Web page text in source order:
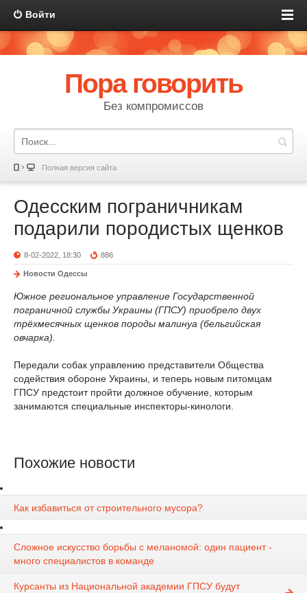
Войти
Пора говорить
Без компромиссов
Полная версия сайта
Одесским пограничникам
подарили породистых щенков
8-02-2022, 18:30 886
Новости Одессы
Южное региональное управление Государственной
пограничной службы Украины (ГПСУ) приобрело двух
трёхмесячных щенков породы малинуа (бельгийская
овчарка).
Передали собак управлению представители Общества
содействия обороне Украины, и теперь новым питомцам
ГПСУ предстоит пройти должное обучение, которым
занимаются специальные инспекторы-кинологи.
Похожие новости
Как избавиться от строительного мусора?
Сложное искусство борьбы с меланомой: один пациент -
много специалистов в команде
Курсанты из Национальной академии ГПСУ будут